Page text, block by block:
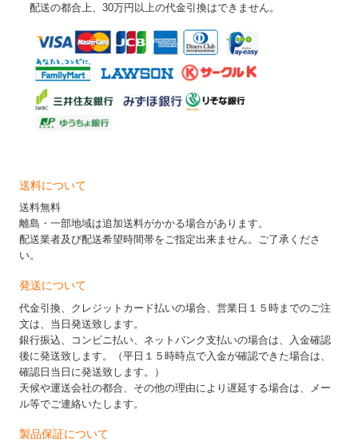
配送の都合上、30万円以上の代金引換はできません。
送料について
送料無料
離島・一部地域は追加送料がかかる場合があります。
配送業者及び配送希望時間帯をご指定出来ません。ご了承くださ
い。
発送について
代金引換、クレジットカード払いの場合、営業日１５時までのご注
文は、当日発送致します。
銀行振込、コンビニ払い、ネットバンク支払いの場合は、入金確認
後に発送致します。（平日１５時時点で入金が確認できた場合は、
確認日当日に発送致します。）
天候や運送会社の都合、その他の理由により遅延する場合は、メー
ル等でご連絡いたします。
製品保証について